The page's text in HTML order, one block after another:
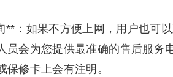
**：如果不方便上网，用户也可
员会为您提供最准确的售后服务
修卡上会有注明。